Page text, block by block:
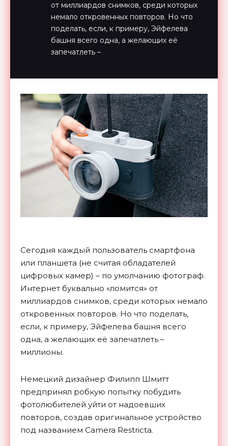
от миллиардов снимков, среди которых
немало откровенных повторов. Но что
поделать, если, к примеру, Эйфелева
башня всего одна, а желающих её
запечатлеть –
Сегодня каждый пользователь смартфона
или планшета (не считая обладателей
цифровых камер) – по умолчанию фотограф.
Интернет буквально «ломится» от
миллиардов снимков, среди которых немало
откровенных повторов. Но что поделать,
если, к примеру, Эйфелева башня всего
одна, а желающих её запечатлеть –
миллионы.
Немецкий дизайнер Филипп Шмитт
предпринял робкую попытку побудить
фотолюбителей уйти от надоевших
повторов, создав оригинальное устройство
под названием Camera Restricta.